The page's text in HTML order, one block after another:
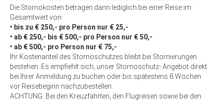
Die Stornokosten betragen dann lediglich bei einer Reise im
Gesamtwert von:
• bis zu € 250,- pro Person nur € 25,-
• ab € 250,- bis € 500,- pro Person nur € 50,-
• ab € 500,- pro Person nur € 75,-
Ihr Kostenanteil des Stornoschutzes bleibt bei Stornierungen
bestehen. Es empfiehlt sich, unser Stornoschutz- Angebot direkt
bei Ihrer Anmeldung zu buchen oder bis spätestens 8 Wochen
vor Reisebeginn nachzubestellen.
ACHTUNG: Bei den Kreuzfahrten, den Flugreisen sowie bei den